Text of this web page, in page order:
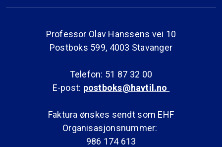
Professor Olav Hanssens vei 10
Postboks 599, 4003 Stavanger
Telefon: 51 87 32 00
E-post: postboks@havtil.no
Faktura ønskes sendt som EHF
Organisasjonsnummer:
986 174 613